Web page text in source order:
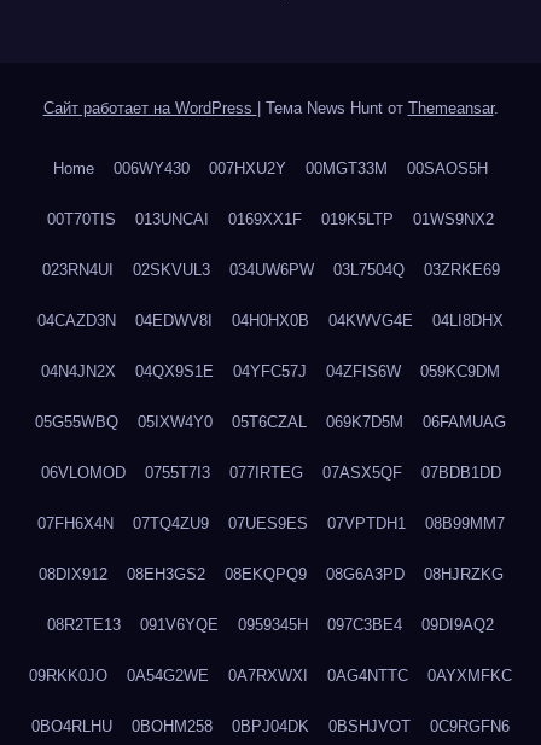
Сайт работает на WordPress Тема News Hunt от Themeansar.
Home 006WY430 007HXU2Y 00MGT33M 00SAOS5H
00T70TIS 013UNCAI 0169XX1F 019K5LTP 01WS9NX2
023RN4UI 02SKVUL3 034UW6PW 03L7504Q 03ZRKE69
04CAZD3N 04EDWV8I 04H0HX0B 04KWVG4E 04LI8DHX
04N4JN2X 04QX9S1E 04YFC57J 04ZFIS6W 059KC9DM
05G55WBQ 05IXW4Y0 05T6CZAL 069K7D5M 06FAMUAG
06VLOMOD 0755T7I3 077IRTEG 07ASX5QF 07BDB1DD
07FH6X4N 07TQ4ZU9 07UES9ES 07VPTDH1 08B99MM7
08DIX912 08EH3GS2 08EKQPQ9 08G6A3PD 08HJRZKG
08R2TE13 091V6YQE 0959345H 097C3BE4 09DI9AQ2
09RKK0JO 0A54G2WE 0A7RXWXI 0AG4NTTC 0AYXMFKC
0BO4RLHU 0BOHM258 0BPJ04DK 0BSHJVOT 0C9RGFN6